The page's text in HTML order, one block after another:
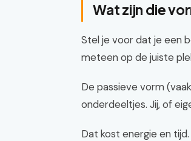
Wat zijn die
Stel je voor dat je een
meteen op de juiste
De passieve vorm
onderdeeltjes. Jij, of
Dat kost energie en